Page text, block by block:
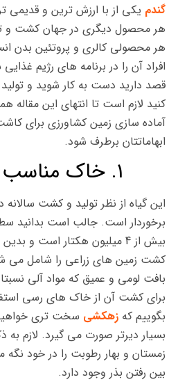
گندم یکی از با ارزش ترین و
هر محصول دیگری در جهان کشت و
هر محصولی کالری و پروتئین بدن
افراد آن را در برنامه های رژیم
قصد دارید دست به کار شوید و
کنید لازم است تا انتهای این مقاله
آماده سازی زمین کشاورزی برای
ابهاماتتان برطرف شود.
1. خاک مناسب کشت گندم
این گیاه از نظر تولید و کشت
برخوردار است. جالب است بدانید
بیش از 4 میلیون هکتار است
کشت زمین های زراعی را شامل می
بافت لومی و عمیق که مواد آلی
برای کشت آن از خاک های رسی
بگوییم که زهکشی سخت تری
بسیار دیرتر صورت می گیرد. لازم
زمستان و بهار رطوبت را در خود نگه
بین رفتن بذر وجود دارد.